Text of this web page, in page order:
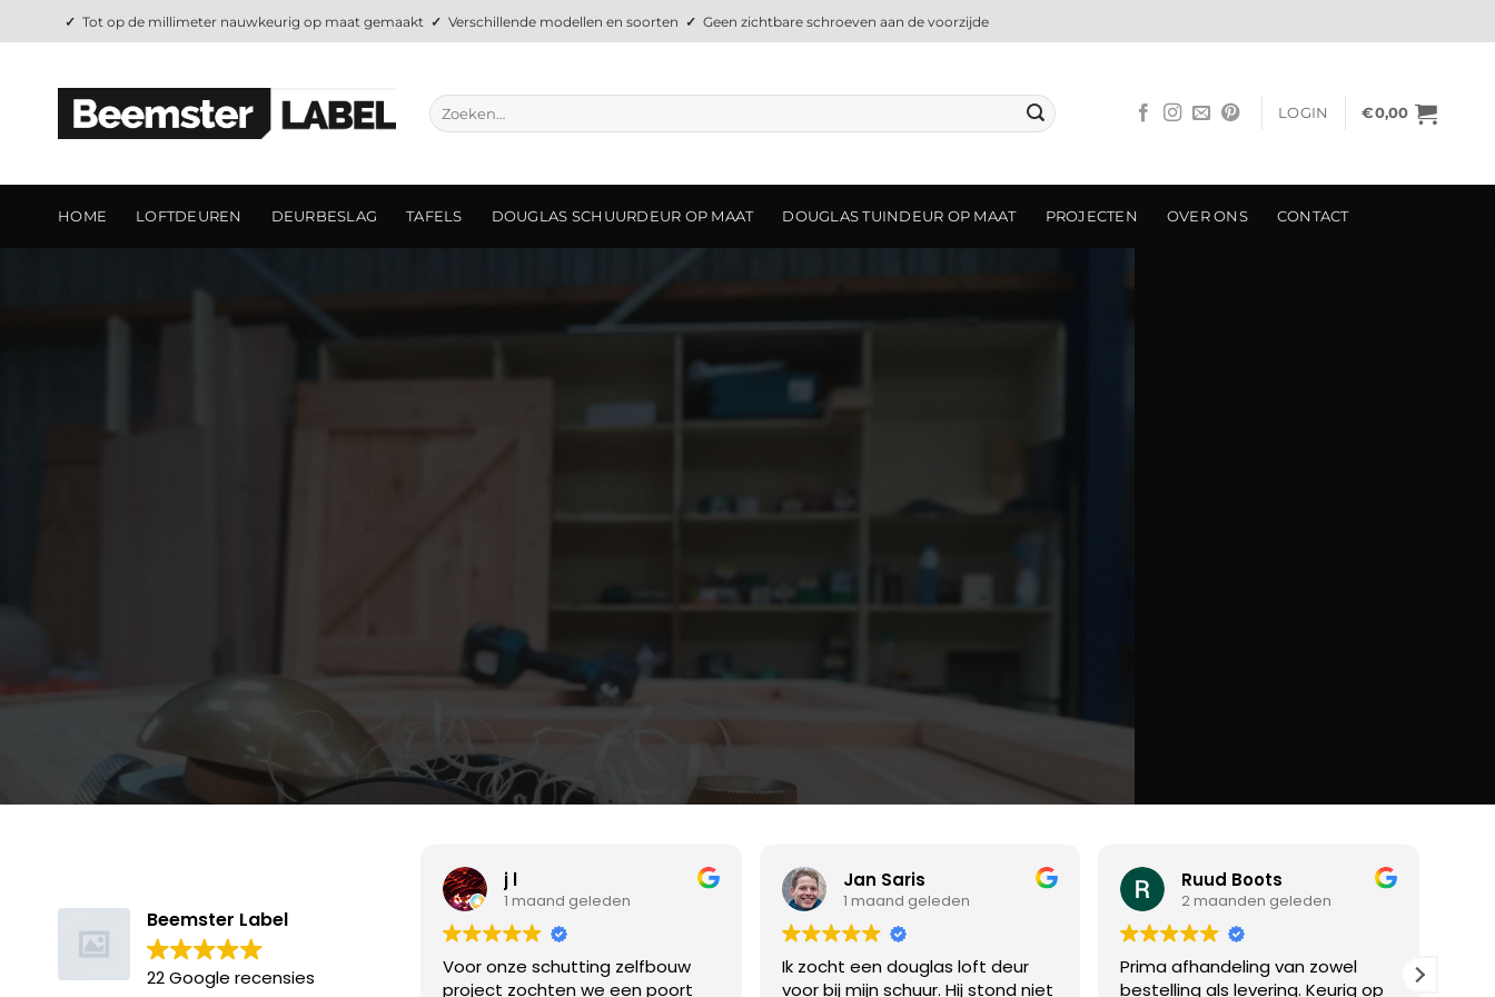
naar
✓ Tot op de millimeter nauwkeurig op maat gemaakt ✓ Verschillende modellen en soorten ✓ Geen zichtbare schroeven aan de voorzijde
Zoeken
naar:
LOGIN €0,00
HOME LOFTDEUREN DEURBESLAG TAFELS DOUGLAS SCHUURDEUR OP MAAT DOUGLAS TUINDEUR OP MAAT PROJECTEN OVER ONS CONTACT
Beemster Label
22 Google recensies
j l
1 maand geleden
Voor onze schutting zelfbouw
project zochten we een poort
Jan Saris
1 maand geleden
Ik zocht een douglas loft deur
voor bij mijn schuur. Hij stond niet
Ruud Boots
2 maanden geleden
Prima afhandeling van zowel
bestelling als levering. Keurig op